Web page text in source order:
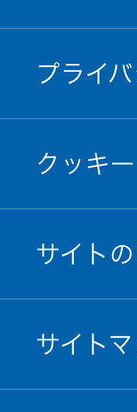
プライ
クッキ
サイト
サイト